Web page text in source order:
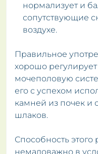
нормализует и
сопутствующие
воздухе.
Правильное
хорошо
мочеполовую
его с успехом
камней из почек и
шлаков.
Способность этого
немаловажно в